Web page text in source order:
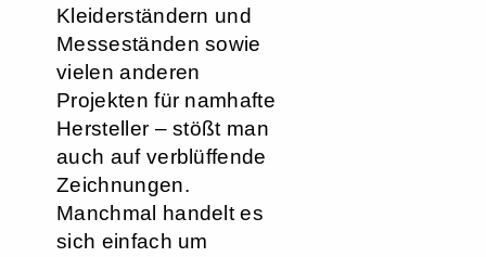
Kleiderständern und
Messeständen sowie
vielen anderen
Projekten für namhafte
Hersteller – stößt man
auch auf verblüffende
Zeichnungen.
Manchmal handelt es
sich einfach um